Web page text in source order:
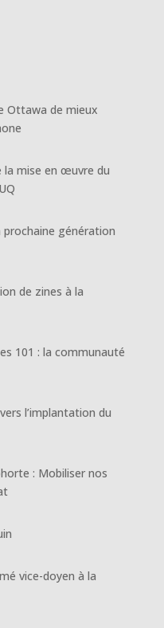
Ottawa de mieux
la mise en œuvre du
génération
de zines à la
101 : la communauté
l’implantation du
: Mobiliser nos
vice-doyen à la